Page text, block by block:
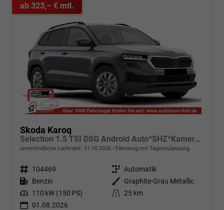
ab 323,– € mtl.
Skoda Karoq
Selection 1.5 TSI DSG Android Auto*SHZ*Kamera*PDC v/h*Klimaauto*SUNSET*LED
unverbindliche Lieferzeit: 31.10.2026 Fahrzeug mit Tageszulassung
Fahrzeugnr. 104469 Getriebe Automatik
Kraftstoff Benzin Außenfarbe
Graphite-Grau Metallic
Leistung 110 kW (150 PS) Kilometerstand 25 km
01.08.2026